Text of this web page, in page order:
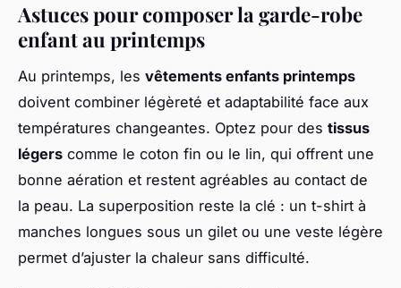
Astuces pour composer la garde-robe
enfant au printemps
Au printemps, les vêtements enfants printemps
doivent combiner légèreté et adaptabilité face aux
températures changeantes. Optez pour des tissus
légers comme le coton fin ou le lin, qui offrent une
bonne aération et restent agréables au contact de
la peau. La superposition reste la clé : un t-shirt à
manches longues sous un gilet ou une veste légère
permet d’ajuster la chaleur sans difficulté.